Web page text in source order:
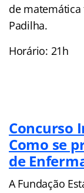
de
Padilha.
Horário: 21h
Concurso
Como se
de
A Fundação